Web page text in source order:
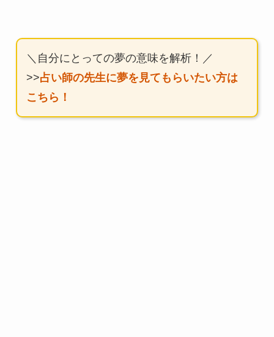
＼自分にとっての夢の意味を解析！／
>>占い師の先生に夢を見てもらいたい方は
こちら！